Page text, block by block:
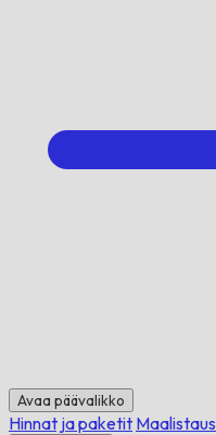
Avaa päävalikko
Hinnat ja paketit Maalistaus